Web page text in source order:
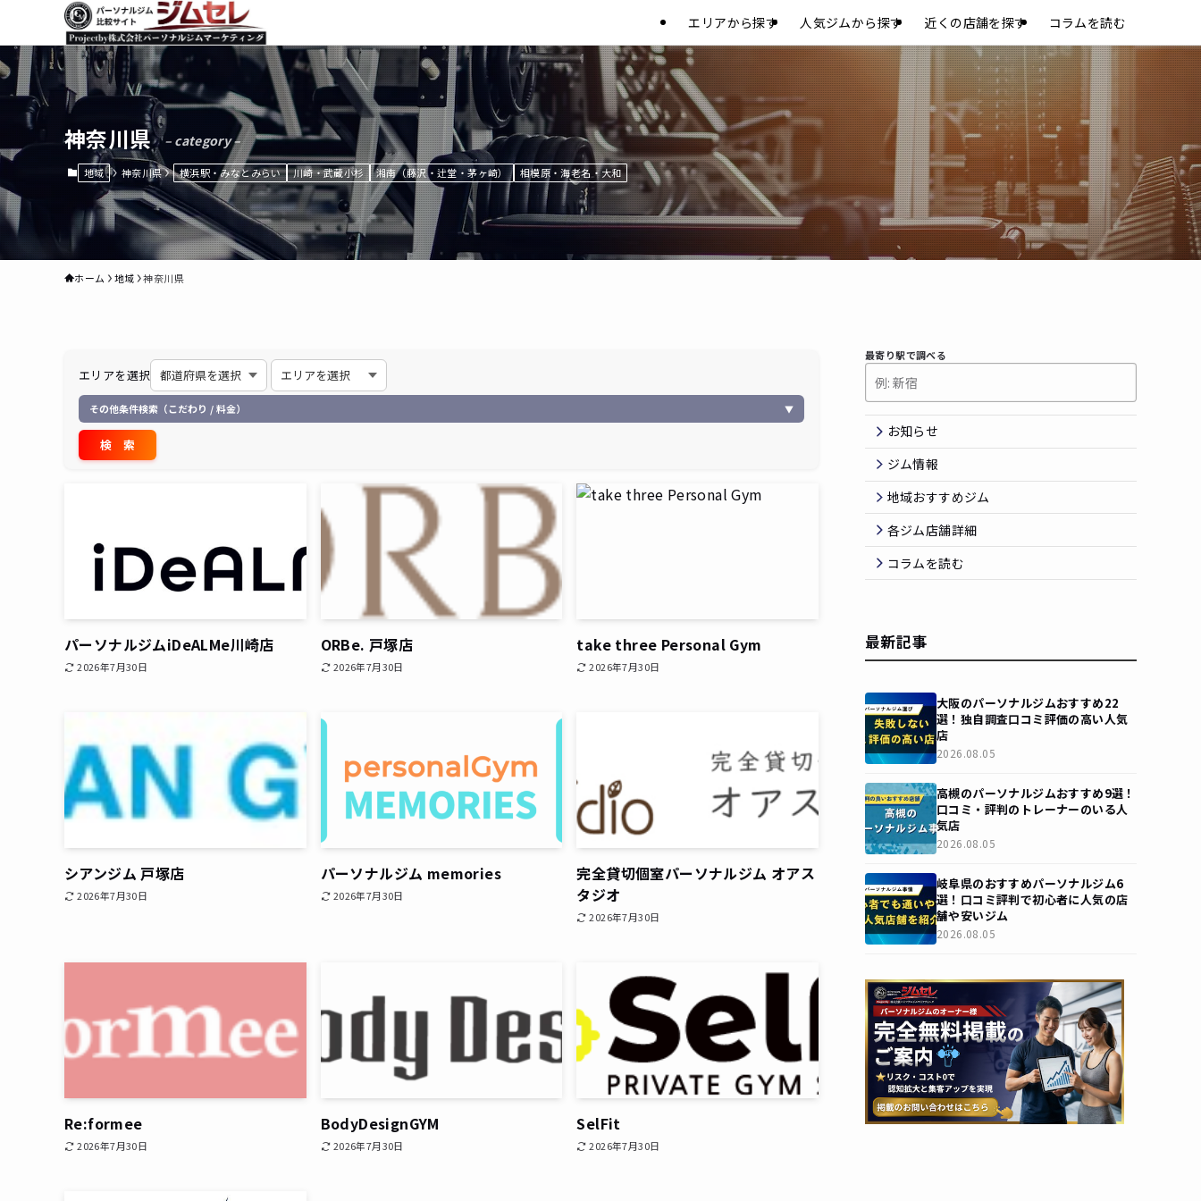
エリアから探す 人気ジムから探す 近くの店舗を探す コラムを読む
神奈川県 – category –
地域 神奈川県 横浜駅・みなとみらい 川崎・武蔵小杉 湘南（藤沢・辻堂・茅ヶ崎） 相模原・海老名・大和
ホーム 地域 神奈川県
エリアを選択
その他条件検索（こだわり / 料金） ▼
パーソナルジムiDeALMe川崎店
2026年7月30日
ORBe. 戸塚店
2026年7月30日
take three Personal Gym
2026年7月30日
シアンジム 戸塚店
2026年7月30日
パーソナルジム memories
2026年7月30日
完全貸切個室パーソナルジム オアス
タジオ
2026年7月30日
Re:formee
2026年7月30日
BodyDesignGYM
2026年7月30日
SelFit
2026年7月30日
最寄り駅で調べる
お知らせ
ジム情報
地域おすすめジム
各ジム店舗詳細
コラムを読む
最新記事
大阪のパーソナルジムおすすめ22
選！独自調査口コミ評価の高い人気
店
2026.08.05
高槻のパーソナルジムおすすめ9選！
口コミ・評判のトレーナーのいる人
気店
2026.08.05
岐阜県のおすすめパーソナルジム6
選！口コミ評判で初心者に人気の店
舗や安いジム
2026.08.05